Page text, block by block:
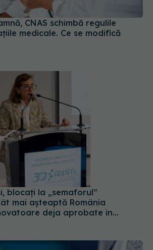
CNAS schimbă regulile
medicale. Ce se modifică
blocați la „semaforul”
mai așteaptă România
deja aprobate în